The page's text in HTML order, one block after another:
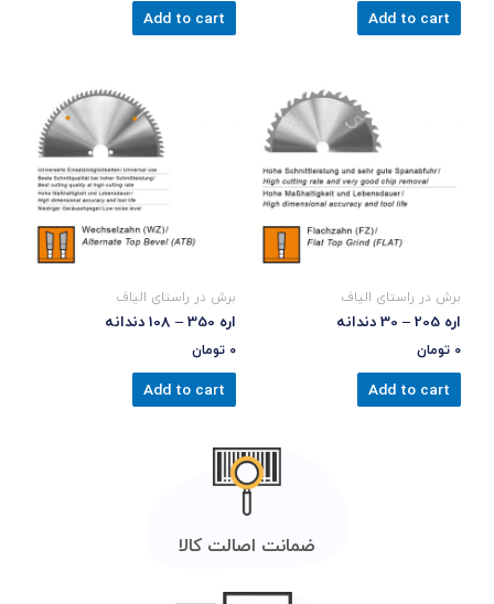
Add to cart
Add to cart
برش در راستای الیاف
اره 205 – 30 دندانه
0 تومان
Add to cart
برش در راستای الیاف
اره 350 – 108 دندانه
0 تومان
Add to cart
ضمانت اصالت کالا